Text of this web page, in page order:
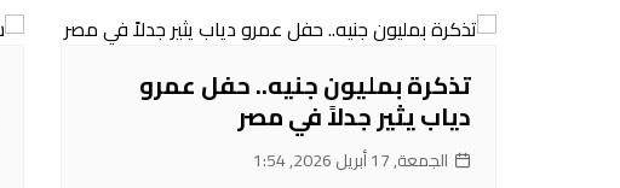
تذكرة بمليون جنيه.. حفل عمرو
دياب يثير جدلاً في مصر
الجمعة, 17 أبريل 2026, 1:54